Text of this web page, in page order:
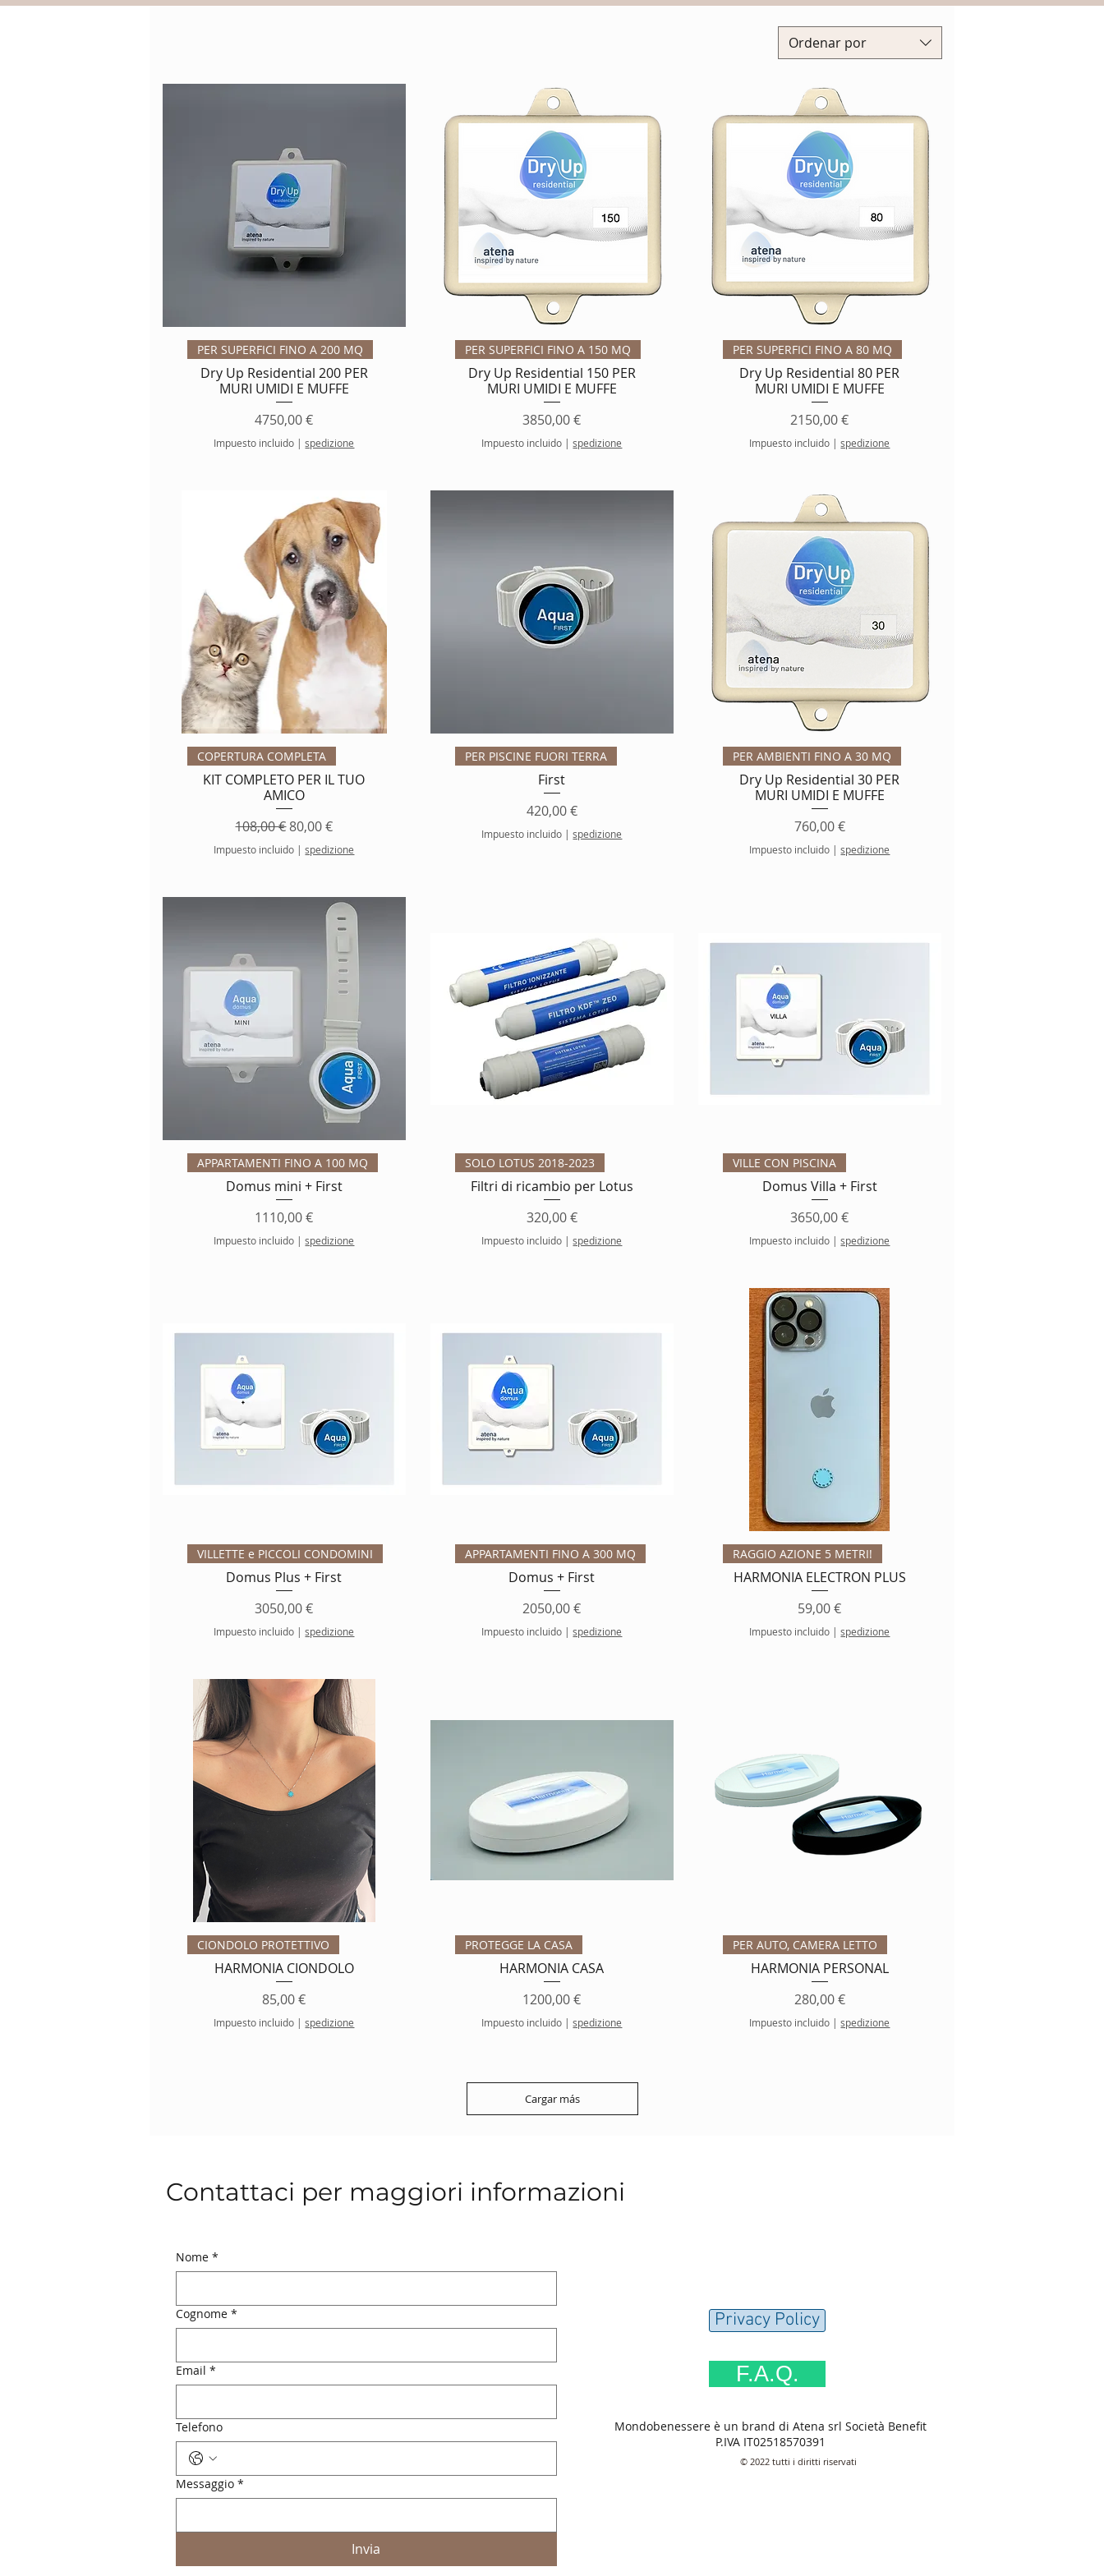
Ordenar por
Vista rápida
PER SUPERFICI FINO A 200 MQ
Dry Up Residential 200 PER
MURI UMIDI E MUFFE
Precio
4750,00 €
Impuesto incluido |spedizione
Vista rápida
PER SUPERFICI FINO A 150 MQ
Dry Up Residential 150 PER
MURI UMIDI E MUFFE
Precio
3850,00 €
Impuesto incluido |spedizione
Vista rápida
PER SUPERFICI FINO A 80 MQ
Dry Up Residential 80 PER
MURI UMIDI E MUFFE
Precio
2150,00 €
Impuesto incluido |spedizione
Vista rápida
COPERTURA COMPLETA
KIT COMPLETO PER IL TUO
AMICO
Precio
108,00 € Precio de oferta
80,00 €
Impuesto incluido |spedizione
Vista rápida
PER PISCINE FUORI TERRA
First
Precio
420,00 €
Impuesto incluido |spedizione
Vista rápida
PER AMBIENTI FINO A 30 MQ
Dry Up Residential 30 PER
MURI UMIDI E MUFFE
Precio
760,00 €
Impuesto incluido |spedizione
Vista rápida
APPARTAMENTI FINO A 100 MQ
Domus mini + First
Precio
1110,00 €
Impuesto incluido |spedizione
Vista rápida
SOLO LOTUS 2018-2023
Filtri di ricambio per Lotus
Precio
320,00 €
Impuesto incluido |spedizione
Vista rápida
VILLE CON PISCINA
Domus Villa + First
Precio
3650,00 €
Impuesto incluido |spedizione
Vista rápida
VILLETTE e PICCOLI CONDOMINI
Domus Plus + First
Precio
3050,00 €
Impuesto incluido |spedizione
Vista rápida
APPARTAMENTI FINO A 300 MQ
Domus + First
Precio
2050,00 €
Impuesto incluido |spedizione
Vista rápida
RAGGIO AZIONE 5 METRI!
HARMONIA ELECTRON PLUS
Precio
59,00 €
Impuesto incluido |spedizione
Vista rápida
CIONDOLO PROTETTIVO
HARMONIA CIONDOLO
Precio
85,00 €
Impuesto incluido |spedizione
Vista rápida
PROTEGGE LA CASA
HARMONIA CASA
Precio
1200,00 €
Impuesto incluido |spedizione
Vista rápida
PER AUTO, CAMERA LETTO
HARMONIA PERSONAL
Precio
280,00 €
Impuesto incluido |spedizione
Cargar más
Contattaci per maggiori informazioni
Nome *
Cognome *
Email *
Telefono
Messaggio *
Invia
Privacy Policy
F.A.Q.
Mondobenessere è un brand di Atena srl Società Benefit
P.IVA IT02518570391
© 2022 tutti i diritti riservati